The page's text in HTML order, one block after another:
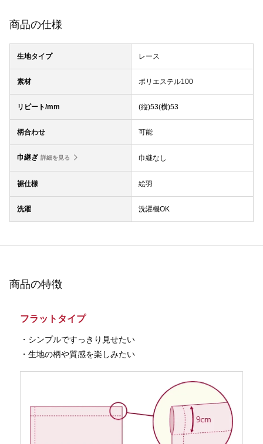
商品の仕様
生地タイプ レース
素材 ポリエステル100
リピート/mm (縦)53(横)53
柄合わせ 可能
巾継ぎ 詳細を見る 巾継なし
裾仕様 絵羽
洗濯 洗濯機OK
商品の特徴
フラットタイプ
・シンプルですっきり見せたい
・生地の柄や質感を楽しみたい